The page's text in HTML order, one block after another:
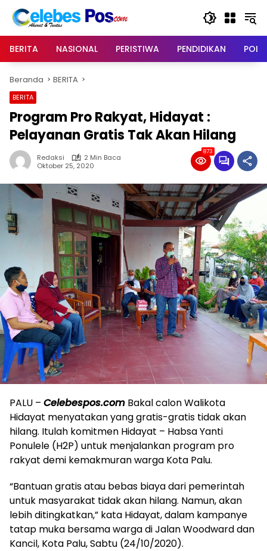
Langsung
konten
BERITA
NASIONAL PERISTIWA PENDIDIKAN
Beranda BERITA
BERITA
Program Pro Rakyat, Hidayat :
Pelayanan Gratis Tak Akan Hilang
Redaksi
2 Min Baca
Oktober 25, 2020
873
PALU – Celebespos.com Bakal calon Walikota
Hidayat menyatakan yang gratis-gratis tidak akan
hilang. Itulah komitmen Hidayat – Habsa Yanti
Ponulele (H2P) untuk menjalankan program pro
rakyat demi kemakmuran warga Kota Palu.
“Bantuan gratis atau bebas biaya dari pemerintah
untuk masyarakat tidak akan hilang. Namun, akan
lebih ditingkatkan,” kata Hidayat, dalam kampanye
tatap muka bersama warga di Jalan Woodward dan
Kancil, Kota Palu, Sabtu (24/10/2020).